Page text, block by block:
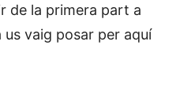
de la primera part a
us vaig posar per aquí